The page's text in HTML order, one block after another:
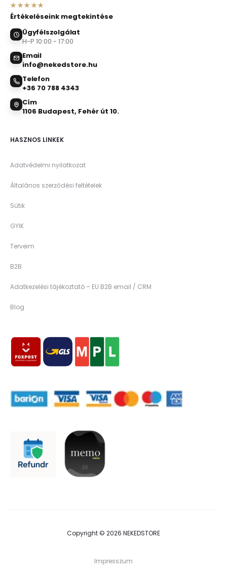
★★★★★
Értékeléseink megtekintése
Ügyfélszolgálat
H-P 10:00 - 17:00
Email
info@nekedstore.hu
Telefon
+36 70 788 4343
Cím
1106 Budapest, Fehér út 10.
HASZNOS LINKEK
Adatvédelmi nyilatkozat
Általános szerződési feltételek
Sütik
GYIK
Terveim
B2B
Adatkezelési tájékoztató – EU B2B email / CRM
Blog
Copyright © 2026 NEKEDSTORE
Impresszum